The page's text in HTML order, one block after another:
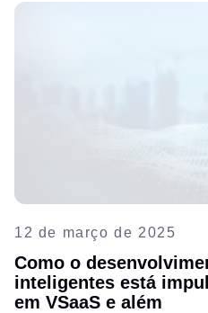
12 de março de 2025
Como o
inteligentes está
em VSaaS e além